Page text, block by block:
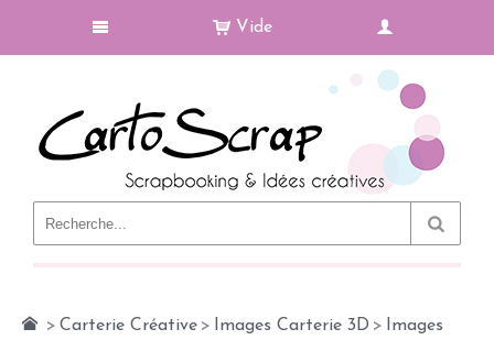
Vide
> Carterie Créative > Images Carterie 3D >
Images